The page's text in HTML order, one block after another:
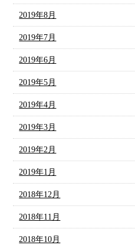
2019年8月
2019年7月
2019年6月
2019年5月
2019年4月
2019年3月
2019年2月
2019年1月
2018年12月
2018年11月
2018年10月